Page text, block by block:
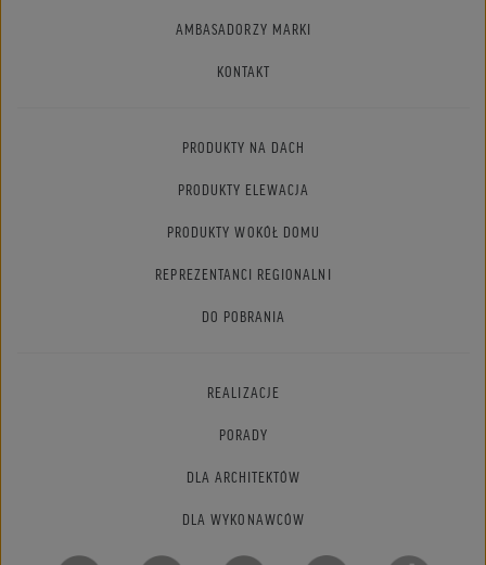
AMBASADORZY MARKI
KONTAKT
PRODUKTY NA DACH
PRODUKTY ELEWACJA
PRODUKTY WOKÓŁ DOMU
REPREZENTANCI REGIONALNI
DO POBRANIA
REALIZACJE
PORADY
DLA ARCHITEKTÓW
DLA WYKONAWCÓW